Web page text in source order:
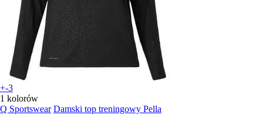
+-3
1 kolorów
Q Sportswear Damski top treningowy Pella